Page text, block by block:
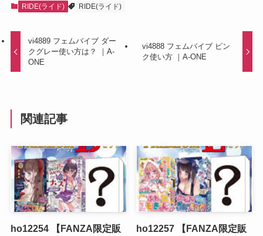
RIDE(ライド) RIDE(ライド)
vi4889 フェムバイブ ダー
クグレー使い方は？ ｜A-
ONE
vi4888 フェムバイブ ピン
ク使い方 ｜A-ONE
関連記事
ho12254 【FANZA限定販
ho12257 【FANZA限定販